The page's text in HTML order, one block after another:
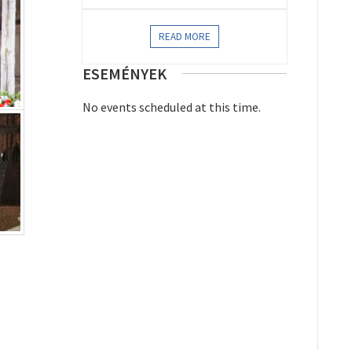
READ MORE
ESEMÉNYEK
No events scheduled at this time.